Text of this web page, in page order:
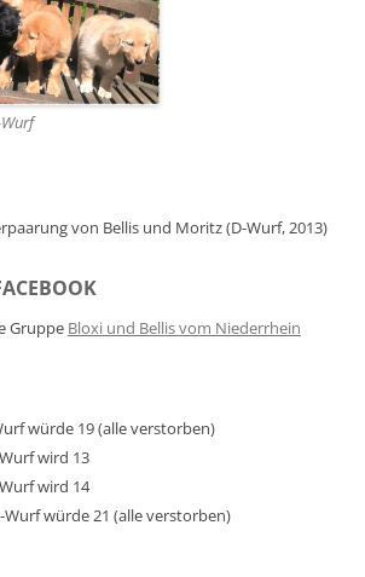
von Bellis und Moritz (D-Wurf, 2013)
Gruppe Bloxi und Bellis vom Niederrhein
würde 19 (alle verstorben)
wird 13
wird 14
Wurf würde 21 (alle verstorben)